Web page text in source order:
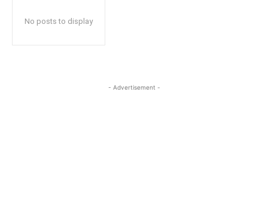
No posts to display
- Advertisement -